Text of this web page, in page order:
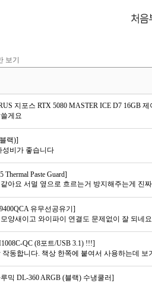
보기
지포스 RTX 5080 MASTER ICE D7 16GB
게요
랙)]
성비가 좋습니다
Thermal Paste Guard]
아요 서멀 옆으로 흐르는거 방지해주는게 진
유무선공유기]
양새이고 와이파이 연결도 문제없이 잘 되네요
QC (8포트/USB 3.1) !!!]
작동합니다. 책상 한쪽에 붙여서 사용하는데
믹 DL-360 ARGB (블랙) 수냉쿨러]